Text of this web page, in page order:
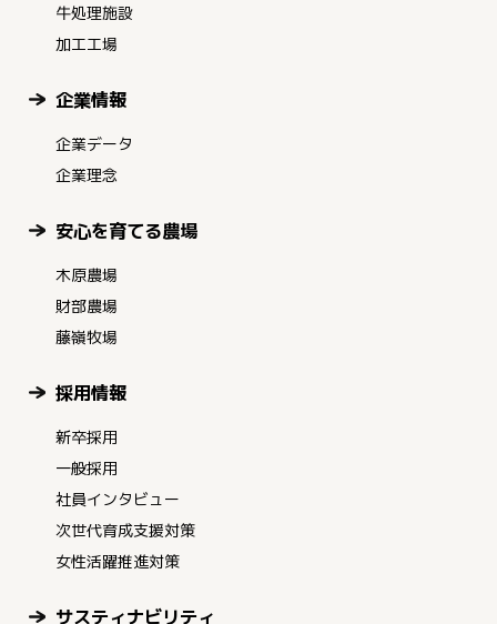
牛処理施設
加工工場
企業情報
企業データ
企業理念
安心を育てる農場
木原農場
財部農場
藤嶺牧場
採用情報
新卒採用
一般採用
社員インタビュー
次世代育成支援対策
女性活躍推進対策
サスティナビリティ